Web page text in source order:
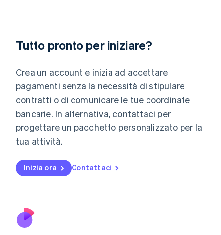
Tutto pronto per iniziare?
Crea un account e inizia ad accettare
pagamenti senza la necessità di stipulare
contratti o di comunicare le tue coordinate
bancarie. In alternativa, contattaci per
progettare un pacchetto personalizzato per la
tua attività.
Inizia ora Contattaci
Lettonia
English
DeutschEnglish
Lituania
Français DeutschEnglish
Malaysia
English 简体中文
Malta
Messico
EspañolEnglish
English
Paesi Bassi